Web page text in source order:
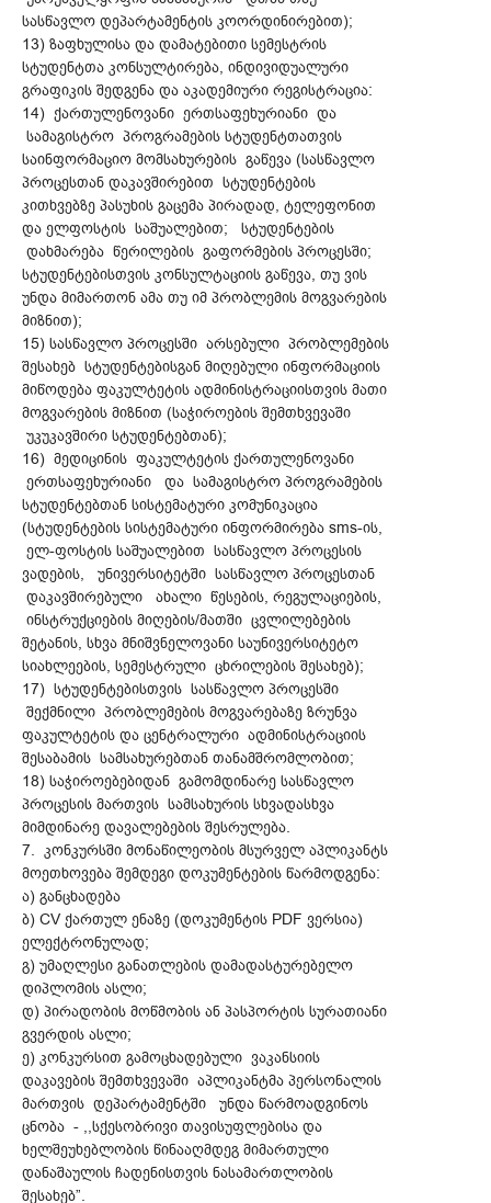
სასწავლო დეპარტამენტის კოორდინირებით);
13) ზაფხულისა და დამატებითი სემესტრის
სტუდენტთა კონსულტირება, ინდივიდუალური
გრაფიკის შედგენა და აკადემიური რეგისტრაცია:
14) ქართულენოვანი ერთსაფეხურიანი და
სამაგისტრო პროგრამების სტუდენტთათვის
საინფორმაციო მომსახურების გაწევა (სასწავლო
პროცესთან დაკავშირებით სტუდენტების
კითხვებზე პასუხის გაცემა პირადად, ტელეფონით
და ელფოსტის საშუალებით; სტუდენტების
დახმარება წერილების გაფორმების პროცესში;
სტუდენტებისთვის კონსულტაციის გაწევა, თუ ვის
უნდა მიმართონ ამა თუ იმ პრობლემის მოგვარების
მიზნით);
15) სასწავლო პროცესში არსებული პრობლემების
შესახებ სტუდენტებისგან მიღებული ინფორმაციის
მიწოდება ფაკულტეტის ადმინისტრაციისთვის მათი
მოგვარების მიზნით (საჭიროების შემთხვევაში
უკუკავშირი სტუდენტებთან);
16) მედიცინის ფაკულტეტის ქართულენოვანი
ერთსაფეხურიანი და სამაგისტრო პროგრამების
სტუდენტებთან სისტემატური კომუნიკაცია
(სტუდენტების სისტემატური ინფორმირება sms-ის,
ელ-ფოსტის საშუალებით სასწავლო პროცესის
ვადების, უნივერსიტეტში სასწავლო პროცესთან
დაკავშირებული ახალი წესების, რეგულაციების,
ინსტრუქციების მიღების/მათში ცვლილებების
შეტანის, სხვა მნიშვნელოვანი საუნივერსიტეტო
სიახლეების, სემესტრული ცხრილების შესახებ);
17) სტუდენტებისთვის სასწავლო პროცესში
შექმნილი პრობლემების მოგვარებაზე ზრუნვა
ფაკულტეტის და ცენტრალური ადმინისტრაციის
შესაბამის სამსახურებთან თანამშრომლობით;
18) საჭიროებებიდან გამომდინარე სასწავლო
პროცესის მართვის სამსახურის სხვადასხვა
მიმდინარე დავალებების შესრულება.
7. კონკურსში მონაწილეობის მსურველ აპლიკანტს
მოეთხოვება შემდეგი დოკუმენტების წარმოდგენა:
ა) განცხადება
ბ) CV ქართულ ენაზე (დოკუმენტის PDF ვერსია)
ელექტრონულად;
გ) უმაღლესი განათლების დამადასტურებელო
დიპლომის ასლი;
დ) პირადობის მოწმობის ან პასპორტის სურათიანი
გვერდის ასლი;
ე) კონკურსით გამოცხადებული ვაკანსიის
დაკავების შემთხვევაში აპლიკანტმა პერსონალის
მართვის დეპარტამენტში უნდა წარმოადგინოს
ცნობა - ,,სქესობრივი თავისუფლებისა და
ხელშეუხებლობის წინააღმდეგ მიმართული
დანაშაულის ჩადენისთვის ნასამართლობის
შესახებ”.